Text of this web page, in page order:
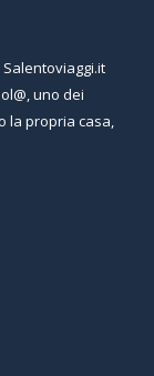
uno dei
la propria casa,